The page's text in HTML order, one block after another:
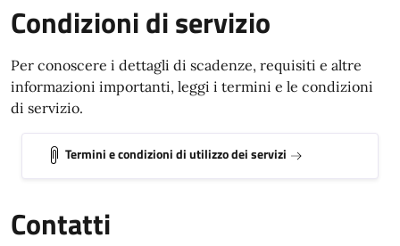
Condizioni di servizio
Per conoscere i dettagli di scadenze, requisiti e altre
informazioni importanti, leggi i termini e le condizioni
di servizio.
Termini e condizioni di utilizzo dei servizi
Contatti